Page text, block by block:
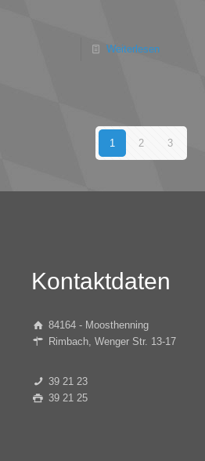
Weiterlesen
1 2 3
Kontaktdaten
84164 - Moosthenning
Rimbach, Wenger Str. 13-17
39 21 23
39 21 25